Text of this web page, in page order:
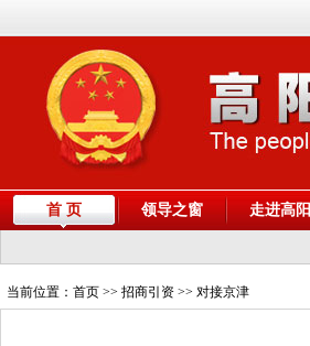
首 页 领导之窗 走进高阳
当前位置： 首页 >> 招商引资 >> 对接京津